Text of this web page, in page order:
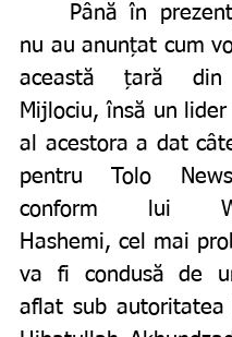
nu au anunțat cum
această țară din
Mijlociu, însă un
al acestora a dat
pentru Tolo
conform lui
Hashemi, cel mai
va fi condusă de
aflat sub autoritatea